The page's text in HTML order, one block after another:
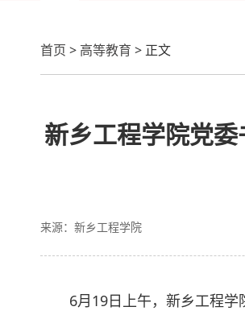
首页 > 高等教育 > 正文
新乡工程学院党
来源：新乡工程学院
6月19日上午，新乡工程